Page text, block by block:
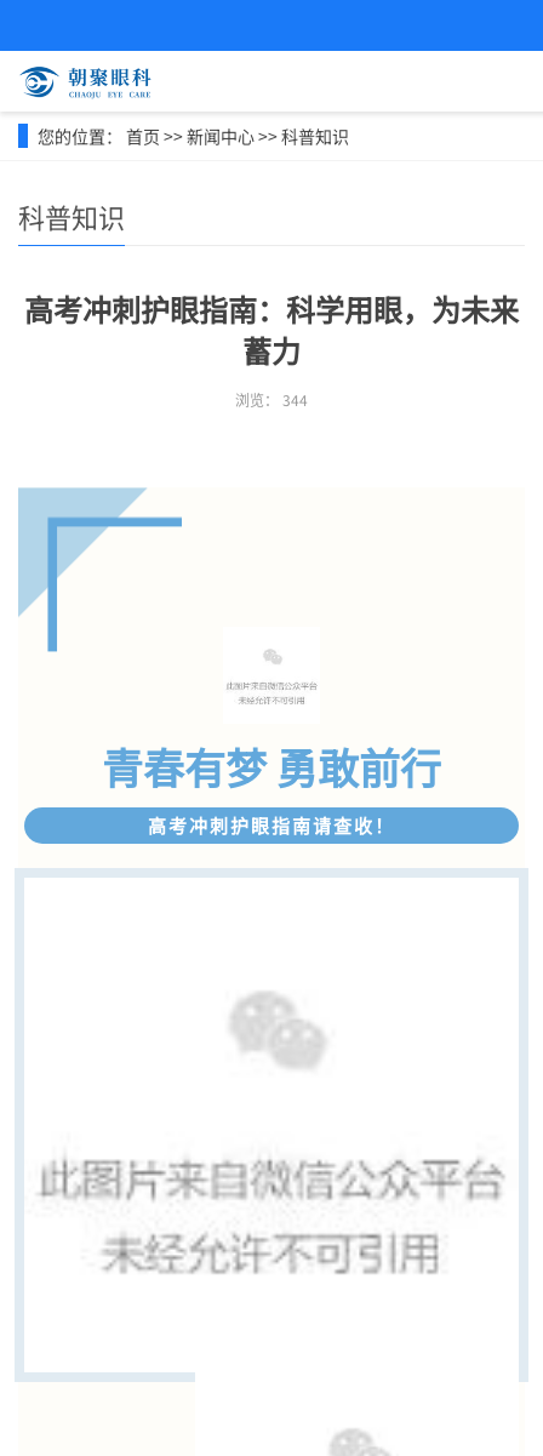
您的位置： 首页 >>新闻中心>>科普知识
科普知识
高考冲刺护眼指南：科学用眼，为未来
蓄力
浏览： 344
青春有梦 勇敢前行
高考冲刺护眼指南请查收！